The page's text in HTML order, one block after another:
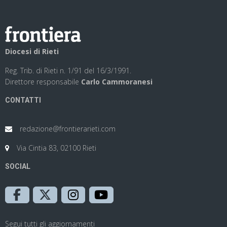
Diocesi di Rieti
Reg. Trib. di Rieti n. 1/91 del 16/3/1991.
Direttore responsabile Carlo Cammoranesi
CONTATTI
redazione@frontierarieti.com
Via Cintia 83, 02100 Rieti
SOCIAL
Segui tutti gli aggiornamenti